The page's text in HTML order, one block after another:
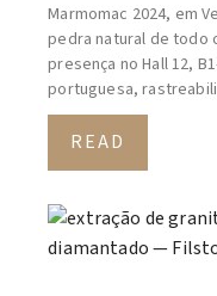
Marmomac 2024, em
pedra natural de todo
presença no Hall 12,
portuguesa,
READ